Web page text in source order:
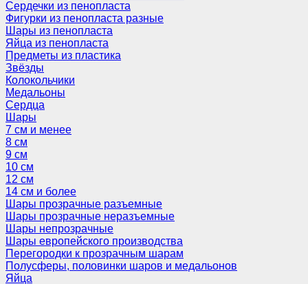
Сердечки из пенопласта
Фигурки из пенопласта разные
Шары из пенопласта
Яйца из пенопласта
Предметы из пластика
Звёзды
Колокольчики
Медальоны
Сердца
Шары
7 см и менее
8 см
9 см
10 см
12 см
14 см и более
Шары прозрачные разъемные
Шары прозрачные неразъемные
Шары непрозрачные
Шары европейского производства
Перегородки к прозрачным шарам
Полусферы, половинки шаров и медальонов
Яйца